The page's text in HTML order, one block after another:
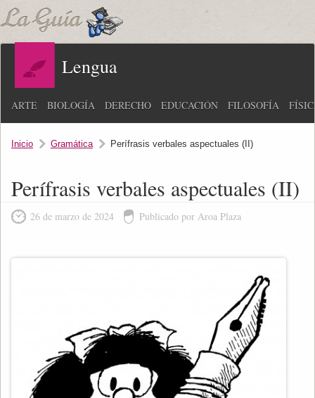
Lengua
ARTE BIOLOGÍA DERECHO EDUCACIÓN FILOSOFÍA
Inicio Gramática Perífrasis verbales aspectuales (II)
Perífrasis verbales aspectuales (II)
26 de marzo de 2024 Publicado por Aroa Plaza